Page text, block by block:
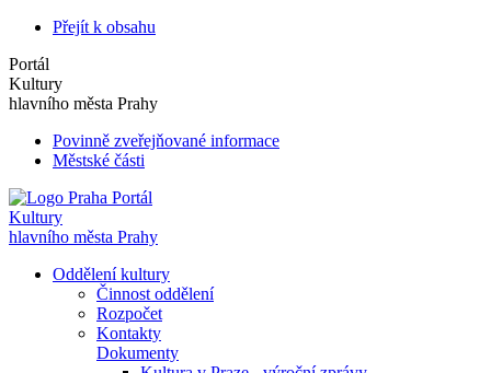
Přejít k obsahu
Portál
Kultury
hlavního města Prahy
Povinně zveřejňované informace
Městské části
Portál
Kultury
hlavního města Prahy
Oddělení kultury
Činnost oddělení
Rozpočet
Kontakty
Dokumenty